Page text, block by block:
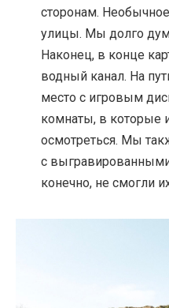
сторонам.
улицы. Мы долго
Наконец, в конце
водный канал. На
место с игровым
комнаты, в которые
осмотреться. Мы
с
конечно, не смогли